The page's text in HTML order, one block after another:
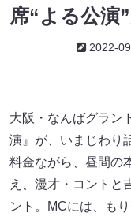
席“よる公演
2022-
大阪・なんばグラン
演』が、いまじわり
料金ながら、昼間の
え、漫才・コントと
ント。MCには、も